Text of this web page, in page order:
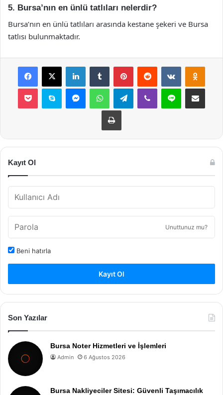
5. Bursa’nın en ünlü tatlıları nelerdir?
Bursa’nın en ünlü tatlıları arasında kestane şekeri ve Bursa
tatlısı bulunmaktadır.
Facebook
X LinkedInTumblr PinterestReddit VKontakte
Pocket Skype MessengerWhatsAppTelegramViber Line E-Posta ile
Yazdır
Kayıt Ol
Unuttunuz mu?
Beni hatırla
Kayıt Ol
Son Yazılar
Bursa Noter Hizmetleri ve İşlemleri
Admin 6 Ağustos 2026
Bursa Nakliyeciler Sitesi: Güvenli Taşımacılık